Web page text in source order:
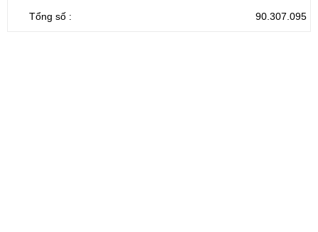
Tổng số :
90.307.095